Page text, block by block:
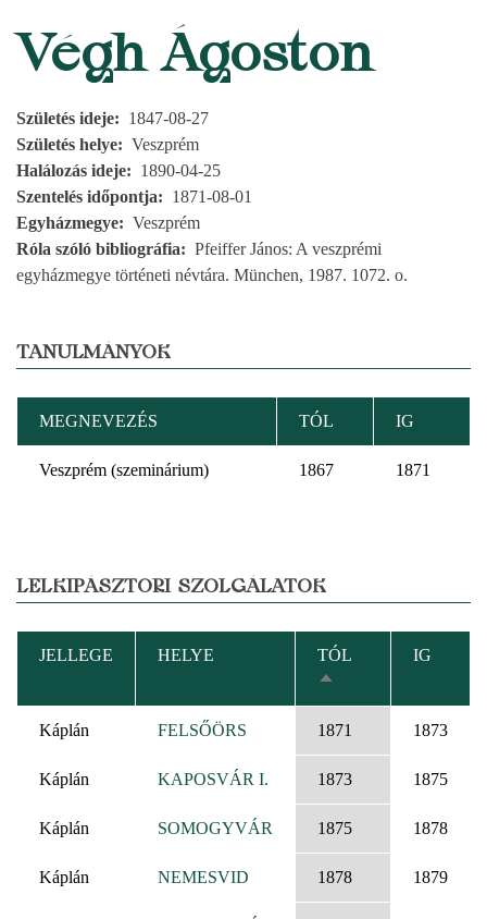
Végh Ágoston
Születés ideje
1847-08-27
Születés helye
Veszprém
Halálozás ideje
1890-04-25
Szentelés időpontja
1871-08-01
Egyházmegye
Veszprém
Róla szóló bibliográfia
Pfeiffer János: A veszprémi
egyházmegye történeti névtára. München, 1987. 1072. o.
TANULMÁNYOK
MEGNEVEZÉS TÓL IG
Veszprém (szeminárium) 1867 1871
LELKIPÁSZTORI SZOLGÁLATOK
JELLEGE HELYE
TÓL
CSÖKKENŐ
RENDEZÉS
IG
Káplán FELSŐÖRS 1871 1873
Káplán KAPOSVÁR I. 1873 1875
Káplán SOMOGYVÁR 1875 1878
Káplán NEMESVID 1878 1879